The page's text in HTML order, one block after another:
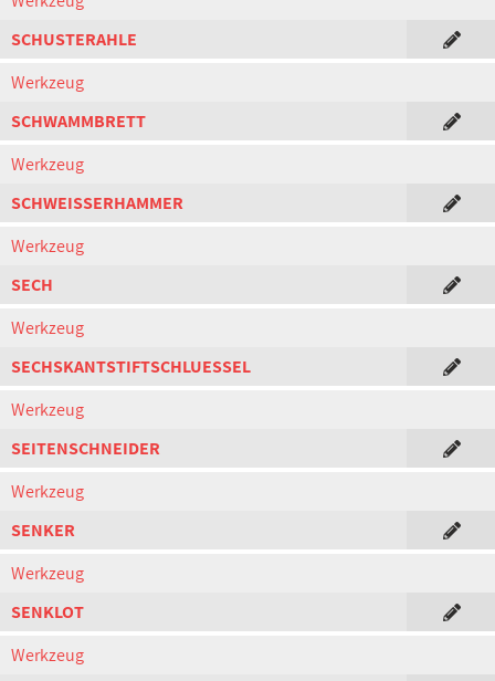
SCHUSTERAHLE
Werkzeug
SCHWAMMBRETT
Werkzeug
SCHWEISSERHAMMER
Werkzeug
SECH
Werkzeug
SECHSKANTSTIFTSCHLUESSEL
Werkzeug
SEITENSCHNEIDER
Werkzeug
SENKER
Werkzeug
SENKLOT
Werkzeug